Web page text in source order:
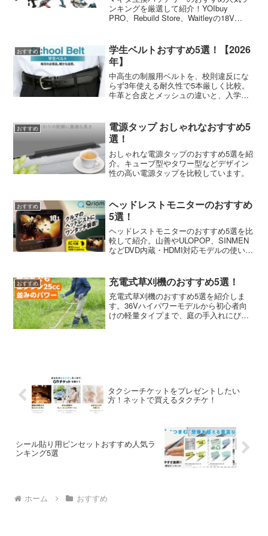
ンキングを厳選して紹介！YOIbuy
PRO、Rebuild Store、Waitleyの18V
く紹介します。
おすすめ
学生ベルトおすすめ5選！【2026
年】
中高生の制服用ベルトを、校則違反にな
らず3年使える耐久性で5本厳しく比較。
牛革と合皮とメッシュの違いと、入学祝
おすすめ
電源タップ おしゃれなおすすめ5
選！
おしゃれな電源タップのおすすめ5選を紹
介。キューブ型やタワー型などデザイン
性の高い電源タップを比較しています。
おすすめ
ヘッドレストモニターのおすすめ
5選！
ヘッドレストモニターのおすすめ5選を比
較して紹介。山善やULOPOP、SINMEN
などDVD内蔵・HDMI対応モデルの使い勝
おすすめ 充電式草刈機のおすすめ5選！
充電式草刈機のおすすめ5選を紹介しま
す。36Vハイパワーモデルから初心者向
けの軽量タイプまで、庭の手入れにぴっ
タクシーチケットをプレゼントしたい
方！ネットで買えるタクチケ！
シール貼り用ピンセットおすすめ人気ラ
ンキング5選
ホーム おすすめ